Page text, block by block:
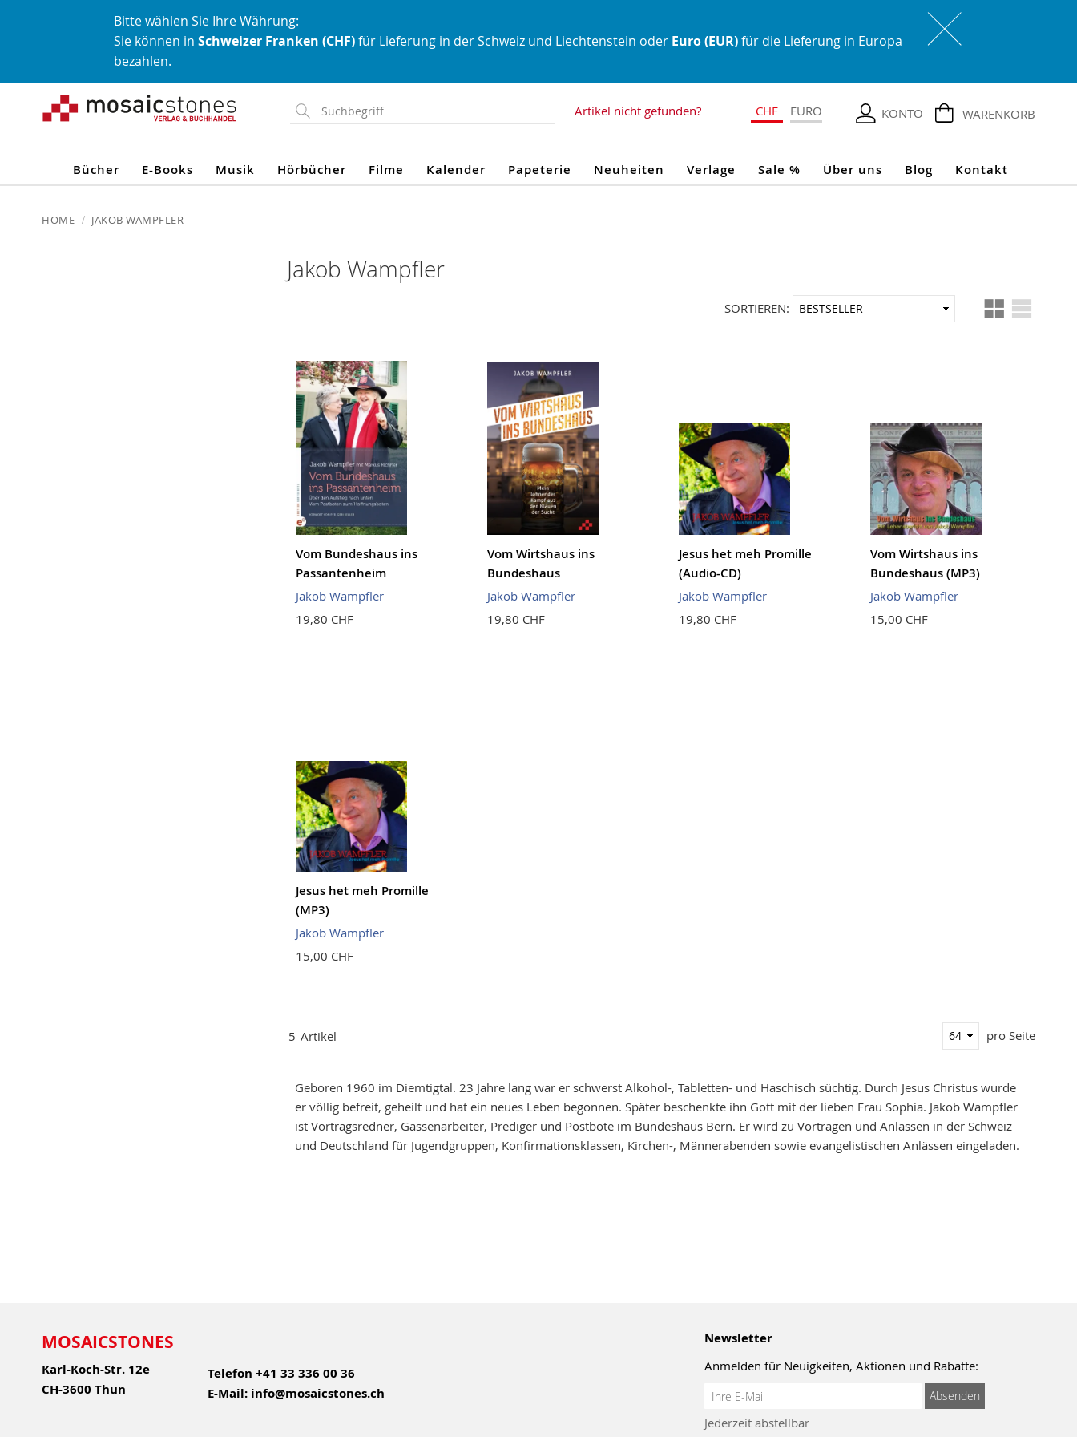
Bitte wählen Sie Ihre Währung:
Sie können in Schweizer Franken (CHF)für Lieferung in der Schweiz und Liechtenstein oder Euro (EUR)für die Lieferung in Europa
bezahlen.
Direkt
zum
WARENKORB
KONTO
Artikel nicht gefunden? CHF EURO
Bücher E-Books Musik Hörbücher Filme Kalender Papeterie Neuheiten Verlage Sale % Über uns Blog Kontakt
HOME JAKOB WAMPFLER
Jakob Wampfler
Ansicht
als
SORTIEREN:
In
aufsteigender
Vom Bundeshaus ins
Passantenheim
Jakob Wampfler
19,80 CHF
Vom Wirtshaus ins
Bundeshaus
Jakob Wampfler
19,80 CHF
Jesus het meh Promille
(Audio-CD)
Jakob Wampfler
19,80 CHF
Vom Wirtshaus ins
Bundeshaus (MP3)
Jakob Wampfler
15,00 CHF
Jesus het meh Promille
(MP3)
Jakob Wampfler
15,00 CHF
5 Artikel pro Seite
Geboren 1960 im Diemtigtal. 23 Jahre lang war er schwerst Alkohol-, Tabletten- und Haschisch süchtig. Durch Jesus Christus wurde
er völlig befreit, geheilt und hat ein neues Leben begonnen. Später beschenkte ihn Gott mit der lieben Frau Sophia. Jakob Wampfler
ist Vortragsredner, Gassenarbeiter, Prediger und Postbote im Bundeshaus Bern. Er wird zu Vorträgen und Anlässen in der Schweiz
und Deutschland für Jugendgruppen, Konfirmationsklassen, Kirchen-, Männerabenden sowie evangelistischen Anlässen eingeladen.
MOSAICSTONES
Karl-Koch-Str. 12e
CH-3600 Thun
Telefon +41 33 336 00 36
E-Mail: info@mosaicstones.ch
Newsletter
Anmelden für Neuigkeiten, Aktionen und Rabatte:
Anmeldung
Newsletter:
Absenden
Jederzeit abstellbar